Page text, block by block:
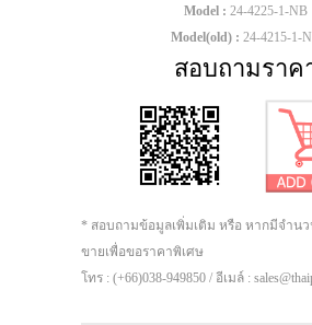
Model : 24-4225-1-NB
Model(old) : 24-4215-1-
สอบถามราค
* สอบถามข้อมูลเพิ่มเติม หรือ หากมีจำน
ขายเพื่อขอราคาพิเศษ
โทร : (+66)038-949850 / อีเมล์ :